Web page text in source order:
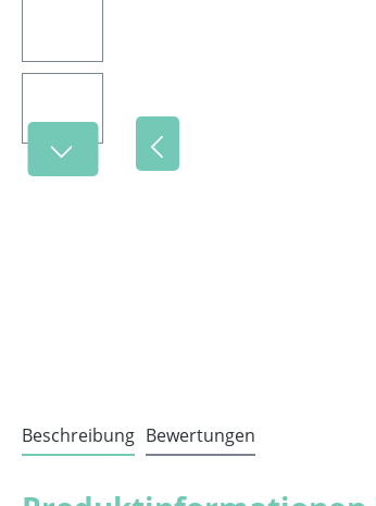
Beschreibung Bewertungen